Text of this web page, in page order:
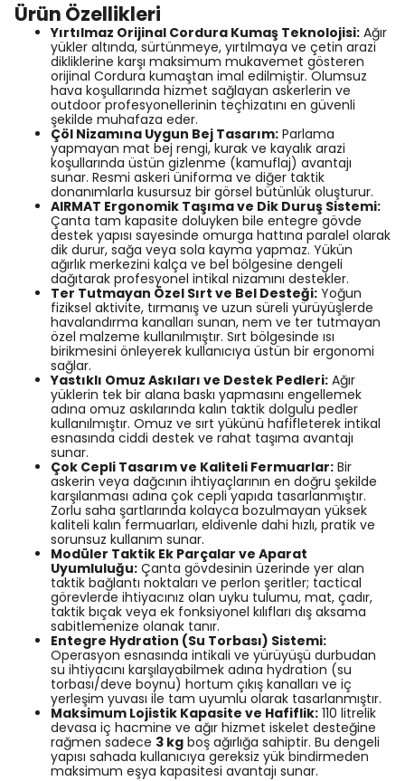
Ürün Özellikleri
Yırtılmaz Orijinal Cordura Kumaş Teknolojisi: Ağır
yükler altında, sürtünmeye, yırtılmaya ve çetin arazi
dikliklerine karşı maksimum mukavemet gösteren
orijinal Cordura kumaştan imal edilmiştir. Olumsuz
hava koşullarında hizmet sağlayan askerlerin ve
outdoor profesyonellerinin teçhizatını en güvenli
şekilde muhafaza eder.
Çöl Nizamına Uygun Bej Tasarım: Parlama
yapmayan mat bej rengi, kurak ve kayalık arazi
koşullarında üstün gizlenme (kamuflaj) avantajı
sunar. Resmi askeri üniforma ve diğer taktik
donanımlarla kusursuz bir görsel bütünlük oluşturur.
AIRMAT Ergonomik Taşıma ve Dik Duruş Sistemi:
Çanta tam kapasite doluyken bile entegre gövde
destek yapısı sayesinde omurga hattına paralel olarak
dik durur, sağa veya sola kayma yapmaz. Yükün
ağırlık merkezini kalça ve bel bölgesine dengeli
dağıtarak profesyonel intikal nizamını destekler.
Ter Tutmayan Özel Sırt ve Bel Desteği: Yoğun
fiziksel aktivite, tırmanış ve uzun süreli yürüyüşlerde
havalandırma kanalları sunan, nem ve ter tutmayan
özel malzeme kullanılmıştır. Sırt bölgesinde ısı
birikmesini önleyerek kullanıcıya üstün bir ergonomi
sağlar.
Yastıklı Omuz Askıları ve Destek Pedleri: Ağır
yüklerin tek bir alana baskı yapmasını engellemek
adına omuz askılarında kalın taktik dolgulu pedler
kullanılmıştır. Omuz ve sırt yükünü hafifleterek intikal
esnasında ciddi destek ve rahat taşıma avantajı
sunar.
Çok Cepli Tasarım ve Kaliteli Fermuarlar: Bir
askerin veya dağcının ihtiyaçlarının en doğru şekilde
karşılanması adına çok cepli yapıda tasarlanmıştır.
Zorlu saha şartlarında kolayca bozulmayan yüksek
kaliteli kalın fermuarları, eldivenle dahi hızlı, pratik ve
sorunsuz kullanım sunar.
Modüler Taktik Ek Parçalar ve Aparat
Uyumluluğu: Çanta gövdesinin üzerinde yer alan
taktik bağlantı noktaları ve perlon şeritler; tactical
görevlerde ihtiyacınız olan uyku tulumu, mat, çadır,
taktik bıçak veya ek fonksiyonel kılıfları dış aksama
sabitlemenize olanak tanır.
Entegre Hydration (Su Torbası) Sistemi:
Operasyon esnasında intikali ve yürüyüşü durbudan
su ihtiyacını karşılayabilmek adına hydration (su
torbası/deve boynu) hortum çıkış kanalları ve iç
yerleşim yuvası ile tam uyumlu olarak tasarlanmıştır.
Maksimum Lojistik Kapasite ve Hafiflik: 110 litrelik
devasa iç hacmine ve ağır hizmet iskelet desteğine
rağmen sadece 3 kg boş ağırlığa sahiptir. Bu dengeli
yapısı sahada kullanıcıya gereksiz yük bindirmeden
maksimum eşya kapasitesi avantajı sunar.